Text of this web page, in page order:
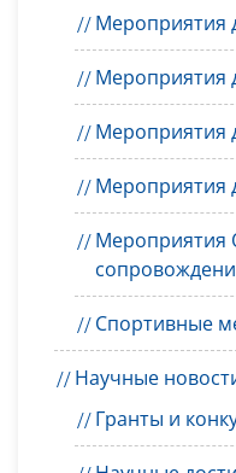
Мероприятия
Мероприятия
Мероприятия
Мероприятия
Мероприятия
Спортивные
Научные
Гранты и